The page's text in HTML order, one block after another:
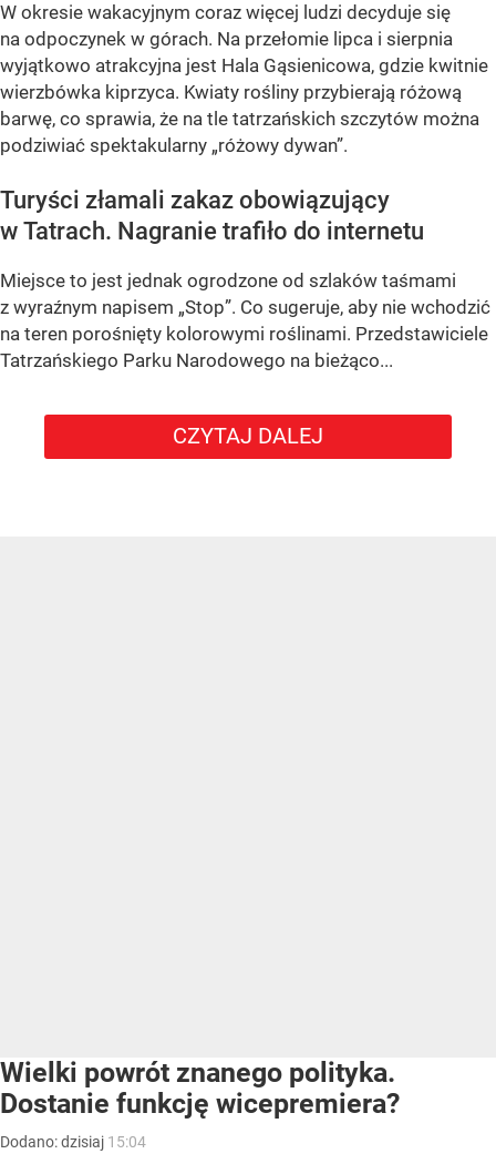
W okresie wakacyjnym coraz więcej ludzi decyduje się
na odpoczynek w górach. Na przełomie lipca i sierpnia
wyjątkowo atrakcyjna jest Hala Gąsienicowa, gdzie kwitnie
wierzbówka kiprzyca. Kwiaty rośliny przybierają różową
barwę, co sprawia, że na tle tatrzańskich szczytów można
podziwiać spektakularny „różowy dywan”.
Turyści złamali zakaz obowiązujący
w Tatrach. Nagranie trafiło do internetu
Miejsce to jest jednak ogrodzone od szlaków taśmami
z wyraźnym napisem „Stop”. Co sugeruje, aby nie wchodzić
na teren porośnięty kolorowymi roślinami. Przedstawiciele
Tatrzańskiego Parku Narodowego na bieżąco...
CZYTAJ DALEJ
Wielki powrót znanego polityka.
Dostanie funkcję wicepremiera?
Dodano:dzisiaj 15:04